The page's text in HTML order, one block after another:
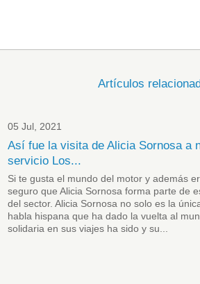
Artículos
05 Jul, 2021
Así fue la visita de Alicia Sornosa a
servicio Los...
Si te gusta el mundo del motor y además
seguro que Alicia Sornosa forma parte de
del sector. Alicia Sornosa no solo es la
habla hispana que ha dado la vuelta al
solidaria en sus viajes ha sido y su...